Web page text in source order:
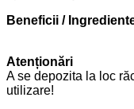
Beneficii /
Atenționări
A se depozita la loc
utilizare!